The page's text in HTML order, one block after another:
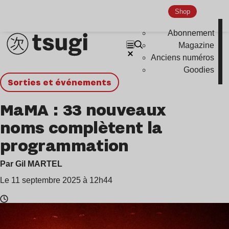
Shop
Abonnement
Magazine
Anciens numéros
Goodies
Sorties et événements
MaMA : 33 nouveaux
noms complètent la
programmation
Par Gil MARTEL
Le 11 septembre 2025 à 12h44